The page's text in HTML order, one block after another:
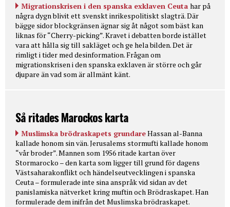
Migrationskrisen i den spanska exklaven Ceuta har på
några dygn blivit ett svenskt inrikespolitiskt slagträ. Där
bägge sidor blockgränsen ägnar sig åt något som bäst kan
liknas för “Cherry-picking”. Kravet i debatten borde istället
vara att hålla sig till sakläget och ge hela bilden. Det är
rimligt i tider med desinformation. Frågan om
migrationskrisen i den spanska exklaven är större och går
djupare än vad som är allmänt känt.
Så ritades Marockos karta
Muslimska brödraskapets grundareHassan al-Banna
kallade honom sin vän. Jerusalems stormufti kallade honom
“vår broder”. Mannen som 1956 ritade kartan över
Stormarocko – den karta som ligger till grund för dagens
Västsaharakonflikt och händelseutvecklingen i spanska
Ceuta – formulerade inte sina anspråk vid sidan av det
panislamiska nätverket kring muftin och Brödraskapet. Han
formulerade dem inifrån det Muslimska brödraskapet.